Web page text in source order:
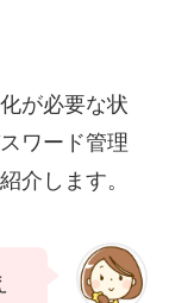
が必要な状
ワード管理
介します。